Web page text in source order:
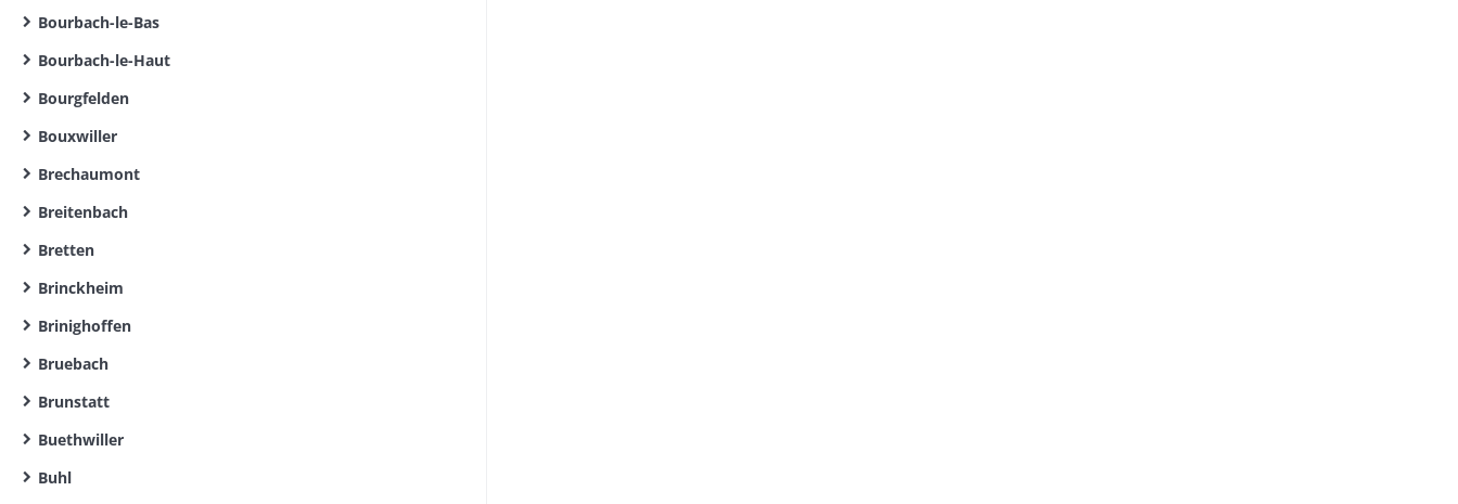
Bourbach-le-Bas
Bourbach-le-Haut
Bourgfelden
Bouxwiller
Brechaumont
Breitenbach
Bretten
Brinckheim
Brinighoffen
Bruebach
Brunstatt
Buethwiller
Buhl